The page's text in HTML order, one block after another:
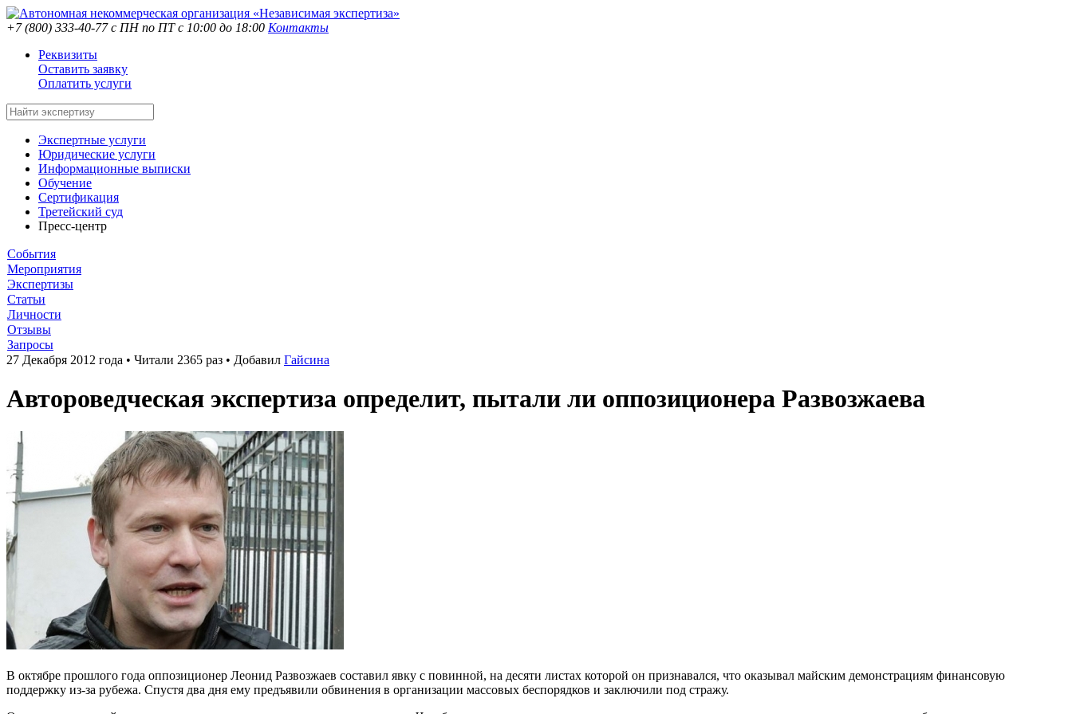
+7 (800) 333-40-77с ПН по ПТ с 10:00 до 18:00 Контакты
Реквизиты
Оставить заявку
Оплатить услуги
Экспертные услуги
Юридические услуги
Информационные выписки
Обучение
Сертификация
Третейский суд
Пресс-центр
События
Мероприятия
Экспертизы
Статьи
Личности
Отзывы
Запросы
27 Декабря 2012 года • Читали 2365 раз • Добавил Гайсина
Автороведческая экспертиза определит, пытали ли оппозиционера Развозжаева
В октябре прошлого года оппозиционер Леонид Развозжаев составил явку с повинной, на десяти листах которой он признавался, что оказывал майским демонстрациям финансовую
поддержку из-за рубежа. Спустя два дня ему предъявили обвинения в организации массовых беспорядков и заключили под стражу.